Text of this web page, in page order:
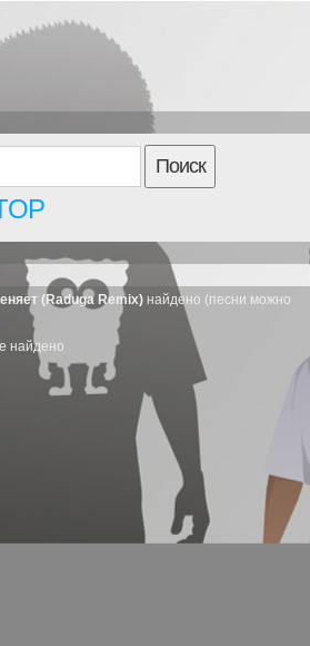
Поиск
(Raduga Remix) найдено (песни можно
найдено